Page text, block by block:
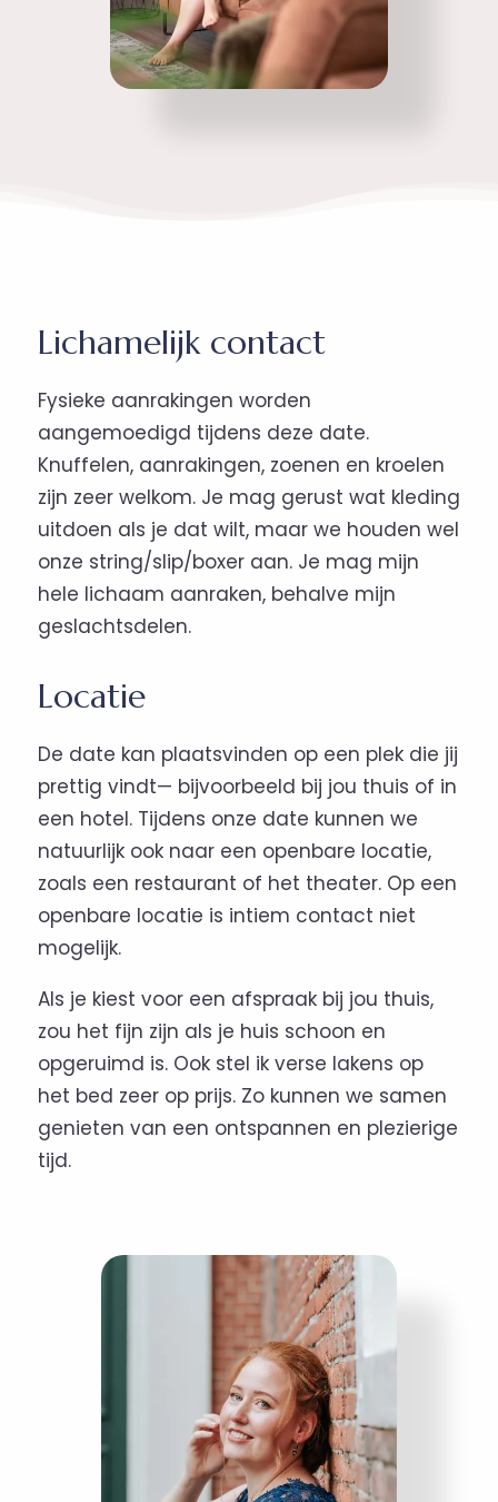
Lichamelijk contact
Fysieke aanrakingen worden
aangemoedigd tijdens deze date.
Knuffelen, aanrakingen, zoenen en kroelen
zijn zeer welkom. Je mag gerust wat kleding
uitdoen als je dat wilt, maar we houden wel
onze string/slip/boxer aan. Je mag mijn
hele lichaam aanraken, behalve mijn
geslachtsdelen.
Locatie
De date kan plaatsvinden op een plek die jij
prettig vindt— bijvoorbeeld bij jou thuis of in
een hotel. Tijdens onze date kunnen we
natuurlijk ook naar een openbare locatie,
zoals een restaurant of het theater. Op een
openbare locatie is intiem contact niet
mogelijk.
Als je kiest voor een afspraak bij jou thuis,
zou het fijn zijn als je huis schoon en
opgeruimd is. Ook stel ik verse lakens op
het bed zeer op prijs. Zo kunnen we samen
genieten van een ontspannen en plezierige
tijd.